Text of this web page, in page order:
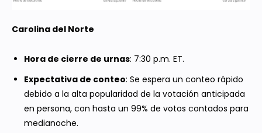
Carolina del Norte
Hora de cierre de urnas: 7:30 p.m. ET.
Expectativa de conteo: Se espera un conteo rápido
debido a la alta popularidad de la votación anticipada
en persona, con hasta un 99% de votos contados para
medianoche.